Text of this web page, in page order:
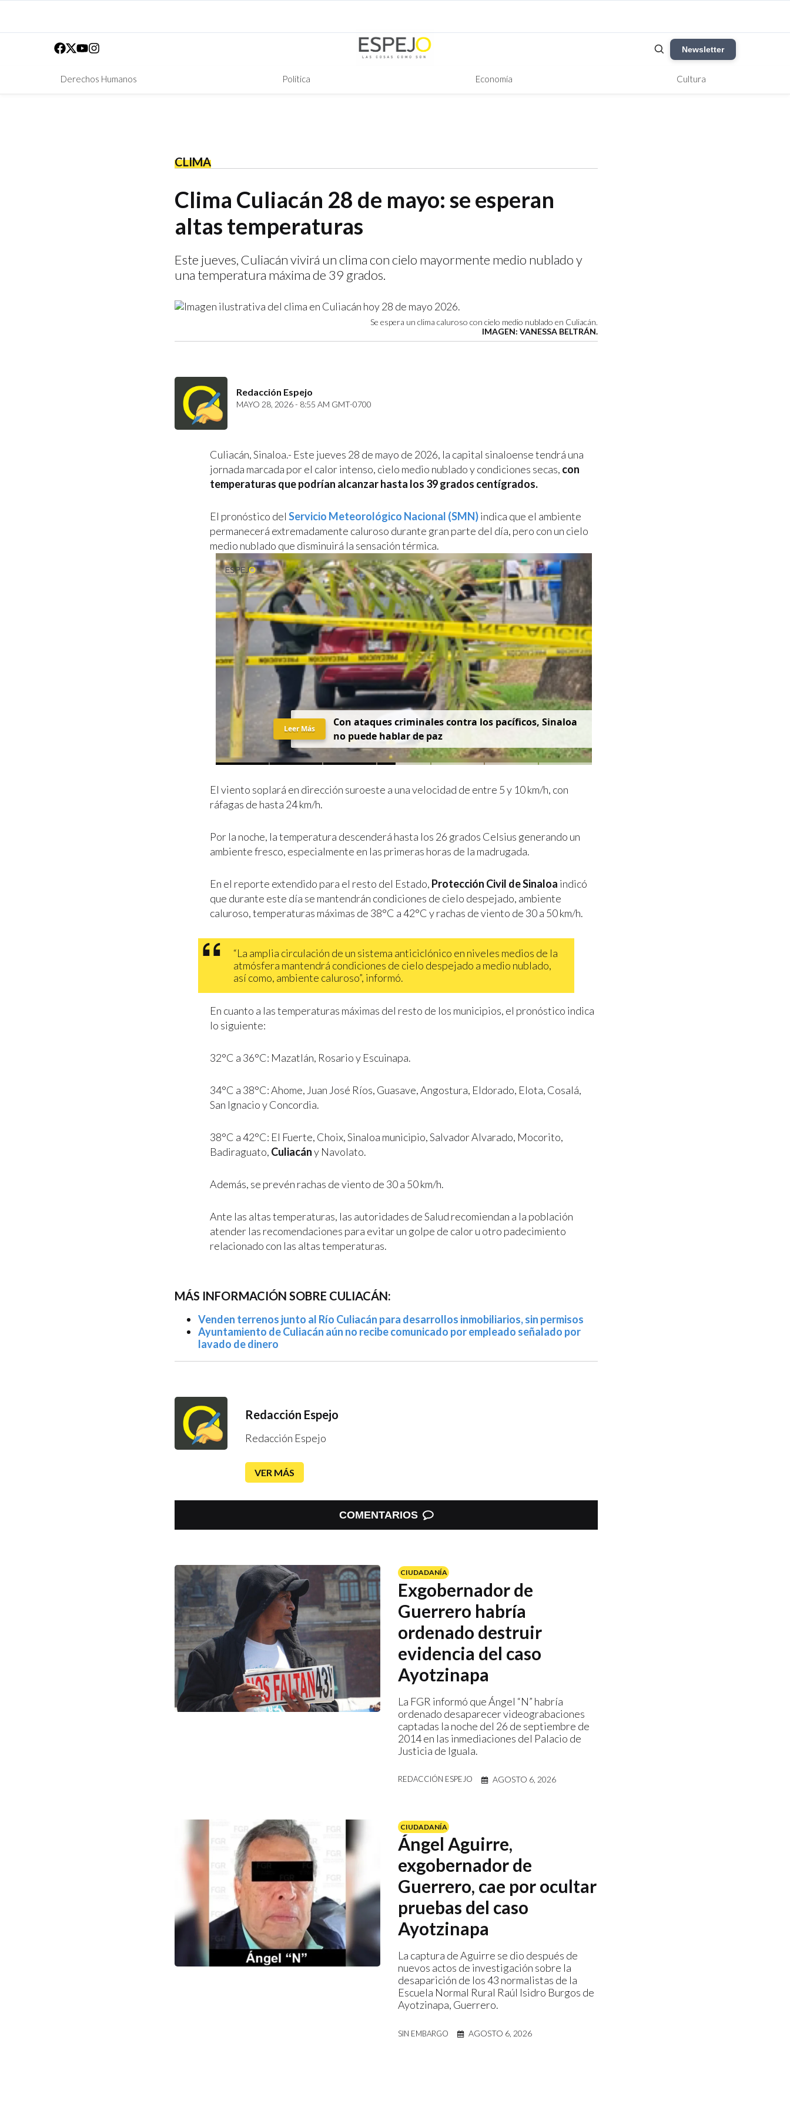
Newsletter
Derechos Humanos Política Economía Cultura
CLIMA
Clima Culiacán 28 de mayo: se esperan
altas temperaturas
Este jueves, Culiacán vivirá un clima con cielo mayormente medio nublado y
una temperatura máxima de 39 grados.
Se espera un clima caluroso con cielo medio nublado en Culiacán.
IMAGEN: VANESSA BELTRÁN.
Redacción Espejo
MAYO 28, 2026 - 8:55 AM GMT-0700
Culiacán, Sinaloa.- Este jueves 28 de mayo de 2026, la capital sinaloense tendrá una
jornada marcada por el calor intenso, cielo medio nublado y condiciones secas, con
temperaturas que podrían alcanzar hasta los 39 grados centígrados.
El pronóstico del Servicio Meteorológico Nacional (SMN)indica que el ambiente
permanecerá extremadamente caluroso durante gran parte del día, pero con un cielo
medio nublado que disminuirá la sensación térmica.
Con ataques criminales contra los pacíficos, Sinaloa
no puede hablar de paz
Leer Más
El viento soplará en dirección suroeste a una velocidad de entre 5 y 10 km/h, con
ráfagas de hasta 24 km/h.
Por la noche, la temperatura descenderá hasta los 26 grados Celsius generando un
ambiente fresco, especialmente en las primeras horas de la madrugada.
En el reporte extendido para el resto del Estado, Protección Civil de Sinaloa indicó
que durante este día se mantendrán condiciones de cielo despejado, ambiente
caluroso, temperaturas máximas de 38°C a 42°C y rachas de viento de 30 a 50 km/h.
“La amplia circulación de un sistema anticiclónico en niveles medios de la
atmósfera mantendrá condiciones de cielo despejado a medio nublado,
así como, ambiente caluroso”, informó.
En cuanto a las temperaturas máximas del resto de los municipios, el pronóstico indica
lo siguiente:
32°C a 36°C: Mazatlán, Rosario y Escuinapa.
34°C a 38°C: Ahome, Juan José Ríos, Guasave, Angostura, Eldorado, Elota, Cosalá,
San Ignacio y Concordia.
38°C a 42°C: El Fuerte, Choix, Sinaloa municipio, Salvador Alvarado, Mocorito,
Badiraguato, Culiacány Navolato.
Además, se prevén rachas de viento de 30 a 50 km/h.
Ante las altas temperaturas, las autoridades de Salud recomiendan a la población
atender las recomendaciones para evitar un golpe de calor u otro padecimiento
relacionado con las altas temperaturas.
MÁS INFORMACIÓN SOBRE CULIACÁN:
Venden terrenos junto al Río Culiacán para desarrollos inmobiliarios, sin permisos
Ayuntamiento de Culiacán aún no recibe comunicado por empleado señalado por
lavado de dinero
Redacción Espejo
Redacción Espejo
VER MÁS
COMENTARIOS
CIUDADANÍA
Exgobernador de
Guerrero habría
ordenado destruir
evidencia del caso
Ayotzinapa
La FGR informó que Ángel “N” habría
ordenado desaparecer videograbaciones
captadas la noche del 26 de septiembre de
2014 en las inmediaciones del Palacio de
Justicia de Iguala.
REDACCIÓN ESPEJO AGOSTO 6, 2026
CIUDADANÍA
Ángel Aguirre,
exgobernador de
Guerrero, cae por ocultar
pruebas del caso
Ayotzinapa
La captura de Aguirre se dio después de
nuevos actos de investigación sobre la
desaparición de los 43 normalistas de la
Escuela Normal Rural Raúl Isidro Burgos de
Ayotzinapa, Guerrero.
SIN EMBARGO AGOSTO 6, 2026